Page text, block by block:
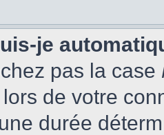
je
pas la case
lors de votre
durée